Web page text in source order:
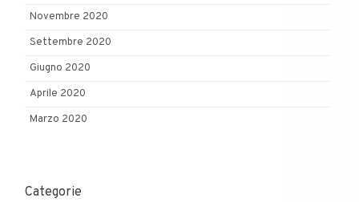
Novembre 2020
Settembre 2020
Giugno 2020
Aprile 2020
Marzo 2020
Categorie